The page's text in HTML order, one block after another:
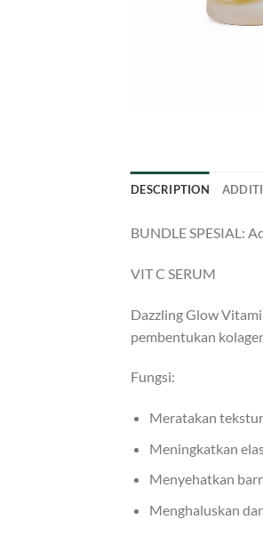
DESCRIPTION
BUNDLE SPESIAL:
VIT C SERUM
Dazzling Glow
pembentukan
Fungsi:
Meratakan
Meningkatkan
Menyehatkan
Menghaluskan